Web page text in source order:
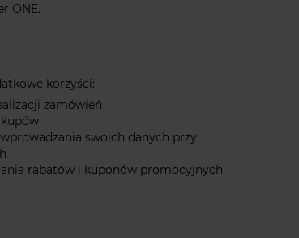
ONE.
korzyści:
zamówień
swoich danych przy
rabatów i kuponów promocyjnych